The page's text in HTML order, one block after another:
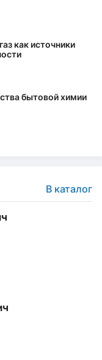
как источники
бытовой химии
В каталог